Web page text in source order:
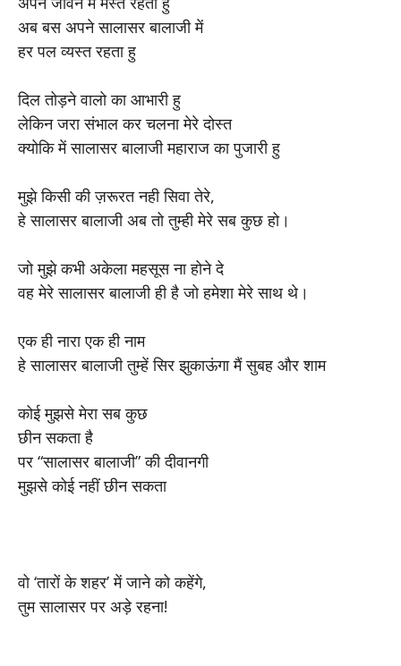
अब बस अपने सालासर बालाजी में
हर पल व्यस्त रहता हु
दिल तोड़ने वालो का आभारी हु
लेकिन जरा संभाल कर चलना मेरे दोस्त
क्योकि में सालासर बालाजी महाराज का पुजारी हु
मुझे किसी की ज़रूरत नही सिवा तेरे,
हे सालासर बालाजी अब तो तुम्ही मेरे सब कुछ हो।
जो मुझे कभी अकेला महसूस ना होने दे
वह मेरे सालासर बालाजी ही है जो हमेशा मेरे साथ थे।
एक ही नारा एक ही नाम
हे सालासर बालाजी तुम्हें सिर झुकाऊंगा मैं सुबह और शाम
कोई मुझसे मेरा सब कुछ
छीन सकता है
पर “सालासर बालाजी” की दीवानगी
मुझसे कोई नहीं छीन सकता
वो ‘तारों के शहर’ में जाने को कहेंगे,
तुम सालासर पर अड़े रहना!